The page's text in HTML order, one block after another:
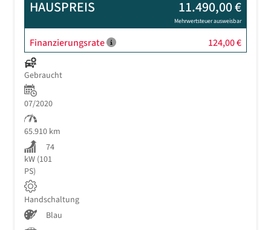
HAUSPREIS 11.490,00 €
Mehrwertsteuer ausweisbar
Finanzierungsrate 124,00 €
Gebraucht
07/2020
65.910 km
74
kW (101
PS)
Handschaltung
Blau